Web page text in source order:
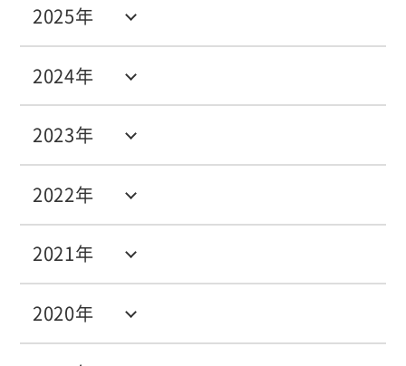
2020年
2021年
2022年
2023年
2024年
2025年